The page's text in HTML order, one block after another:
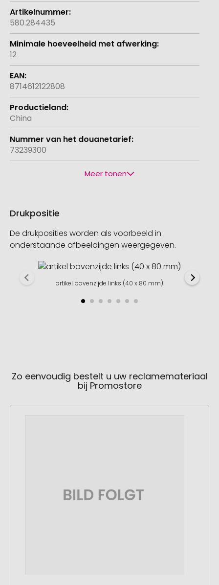
580.284435
12
8714612122808
China
73239300
Meer tonen
Drukpositie
De drukposities worden als voorbeeld in
onderstaande afbeeldingen weergegeven.
artikel bovenzijde links (40 x 80 mm)
Zo eenvoudig bestelt u uw reclamemateriaal
bij Promostore